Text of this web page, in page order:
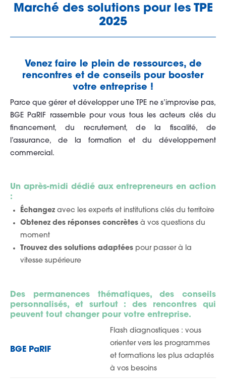
Marché des solutions pour les TPE
2025
Venez faire le plein de ressources, de
rencontres et de conseils pour booster
votre entreprise !
Parce que gérer et développer une TPE ne s’improvise pas,
BGE PaRIF rassemble pour vous tous les acteurs clés du
financement, du recrutement, de la fiscalité, de
l’assurance, de la formation et du développement
commercial.
Un après-midi dédié aux entrepreneurs en action
:
Échangez avec les experts et institutions clés du territoire
Obtenez des réponses concrètes à vos questions du
moment
Trouvez des solutions adaptées pour passer à la
vitesse supérieure
Des permanences thématiques, des conseils
personnalisés, et surtout : des rencontres qui
peuvent tout changer pour votre entreprise.
BGE PaRIF
Flash diagnostiques : vous
orienter vers les programmes
et formations les plus adaptés
à vos besoins